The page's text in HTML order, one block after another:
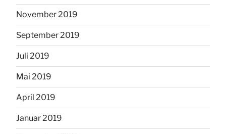
November 2019
September 2019
Juli 2019
Mai 2019
April 2019
Januar 2019